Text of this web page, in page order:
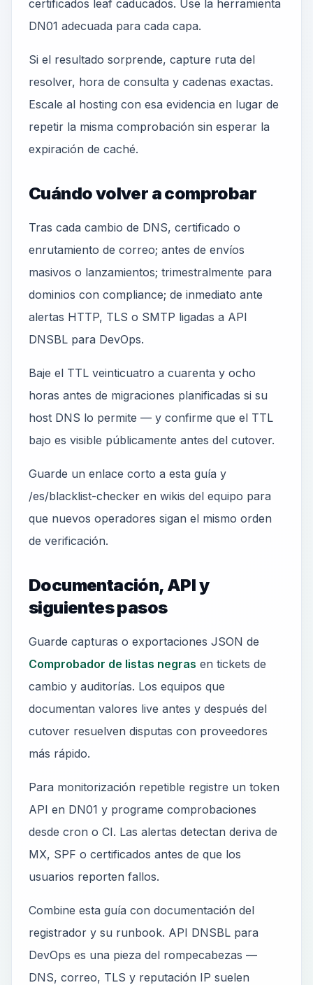
certificados leaf caducados. Use la herramienta
DN01 adecuada para cada capa.
Si el resultado sorprende, capture ruta del
resolver, hora de consulta y cadenas exactas.
Escale al hosting con esa evidencia en lugar de
repetir la misma comprobación sin esperar la
expiración de caché.
Cuándo volver a comprobar
Tras cada cambio de DNS, certificado o
enrutamiento de correo; antes de envíos
masivos o lanzamientos; trimestralmente para
dominios con compliance; de inmediato ante
alertas HTTP, TLS o SMTP ligadas a API
DNSBL para DevOps.
Baje el TTL veinticuatro a cuarenta y ocho
horas antes de migraciones planificadas si su
host DNS lo permite — y confirme que el TTL
bajo es visible públicamente antes del cutover.
Guarde un enlace corto a esta guía y
/es/blacklist-checker en wikis del equipo para
que nuevos operadores sigan el mismo orden
de verificación.
Documentación, API y
siguientes pasos
Guarde capturas o exportaciones JSON de
Comprobador de listas negras en tickets de
cambio y auditorías. Los equipos que
documentan valores live antes y después del
cutover resuelven disputas con proveedores
más rápido.
Para monitorización repetible registre un token
API en DN01 y programe comprobaciones
desde cron o CI. Las alertas detectan deriva de
MX, SPF o certificados antes de que los
usuarios reporten fallos.
Combine esta guía con documentación del
registrador y su runbook. API DNSBL para
DevOps es una pieza del rompecabezas —
DNS, correo, TLS y reputación IP suelen